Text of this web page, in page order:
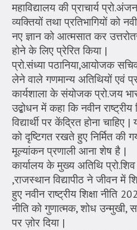
महाविद्यालय की प्राचार्य
व्यक्तियों तथा प्रतिभागियों को
नए ज्ञान को आत्मसात कर
होने के लिए प्रेरित किया |
प्रो.संध्या पठानिया,आयोजक
लेने वाले गणमान्य अतिथियों एवं
कार्यशाला के संयोजक प्रो.जय
उद्बोधन में कहा कि नवीन राष्ट्रीय
विद्यार्थी पर केंद्रित होना
को दृष्टिगत रखते हुए निर्मित की
मूल्यांकन प्रणाली आना शेष है |
कार्यालय के मुख्य अतिथि
,राजस्थान विद्यापीठ ने जीवन में
हुए नवीन राष्ट्रीय शिक्षा नीति
नीति को गुणात्मक, शोध उन्मुखी,
पर ज़ोर दिया |